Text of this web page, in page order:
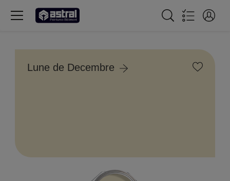
Lune de Decembre